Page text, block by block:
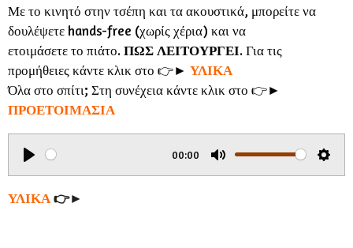
Με το κινητό στην τσέπη και τα ακουστικά, μπορείτε να
δουλέψετε hands-free (χωρίς χέρια) και να
ετοιμάσετε το πιάτο. ΠΩΣ ΛΕΙΤΟΥΡΓΕΙ. Για τις
προμήθειες κάντε κλικ στο 👉► ΥΛΙΚΑ
Όλα στο σπίτι; Στη συνέχεια κάντε κλικ στο 👉►
ΠΡΟΕΤΟΙΜΑΣΙΑ
P
l
00:00
M
S
ΥΛΙΚΑ👉►